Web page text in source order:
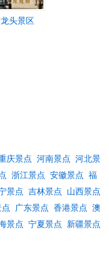
头景区
庆景点 河南景点 河北景
浙江景点 安徽景点 福
景点 吉林景点
山西景点
广东景点 香港景点 澳
景点 宁夏景点
新疆景点